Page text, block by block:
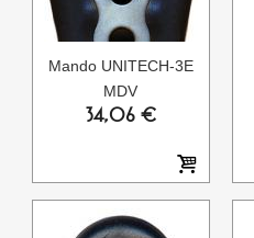
Mando UNITECH-3E
MDV
34,06 €